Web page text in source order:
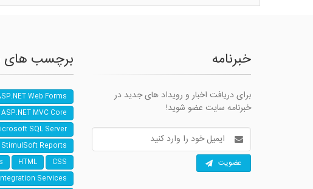
برچسب های
Web Forms
ASP.NET MVC Core
SQL Server
StimulSoft Reports
CSS
HTML
Services
خبرنامه
برای دریافت اخبار و رویداد های جدید در
خبرنامه سایت عضو شوید!
آدرس
ایمیل
عضویت